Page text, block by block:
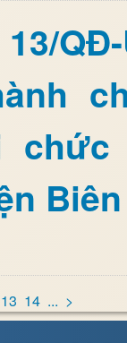
Biên
13 14 ... >